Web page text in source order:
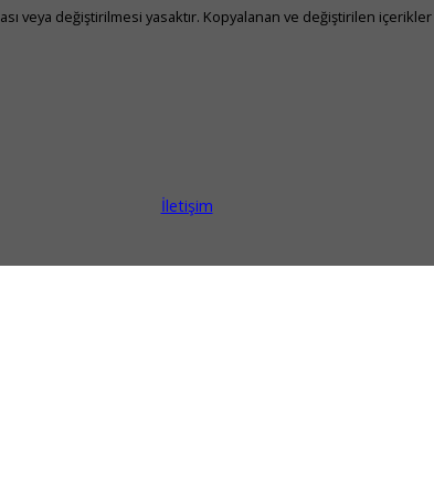
veya değiştirilmesi yasaktır. Kopyalanan ve değiştirilen içerikler
İletişim